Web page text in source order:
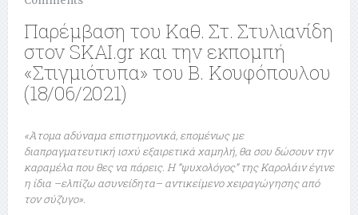
Παρέμβαση του Καθ. Στ. Στυλιανίδη
στον SKAI.gr και την εκπομπή
«Στιγμιότυπα» του Β. Κουφόπουλου
(18/06/2021)
«Άτομα αδύναμα επιστημονικά, επομένως με
διαπραγματευτική ισχύ εξαιρετικά χαμηλή, θα σου δώσουν την
καραμέλα που θες να πάρεις. Η “ψυχολόγος” της Καρολάιν έγινε
η ίδια –ελπίζω ασυνείδητα– αντικείμενο χειραγώγησης από
τον σύζυγο».